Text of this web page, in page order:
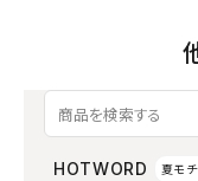
HOTWORD 夏モ